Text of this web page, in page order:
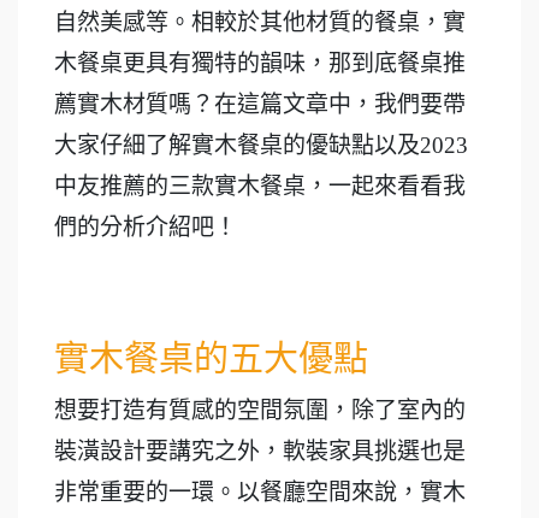
自然美感等。相較於其他材質的餐桌，實
木餐桌更具有獨特的韻味，那到底餐桌推
薦實木材質嗎？在這篇文章中，我們要帶
大家仔細了解實木餐桌的優缺點以及2023
中友推薦的三款實木餐桌，一起來看看我
們的分析介紹吧！
實木餐桌的五大優點
想要打造有質感的空間氛圍，除了室內的
裝潢設計要講究之外，軟裝家具挑選也是
非常重要的一環。以餐廳空間來說，實木